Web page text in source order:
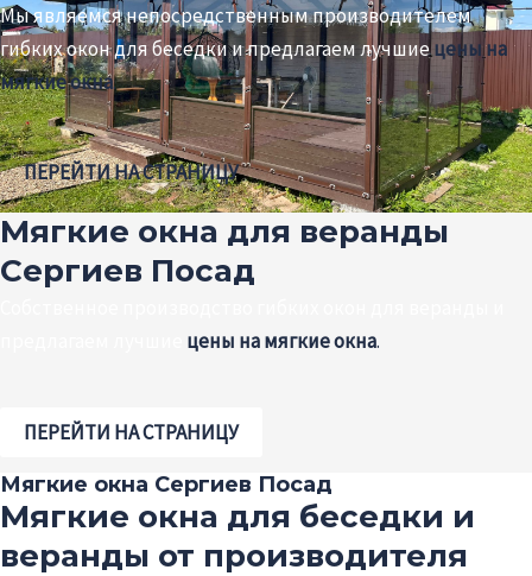
Мы являемся непосредственным производителем
гибких окон для беседки и предлагаем лучшиецены на
мягкие окна.
ПЕРЕЙТИ НА СТРАНИЦУ
Мягкие окна для веранды
Сергиев Посад
цены на мягкие окна.
ПЕРЕЙТИ НА СТРАНИЦУ
Мягкие окна Сергиев Посад
Мягкие окна для беседки и
веранды от производителя